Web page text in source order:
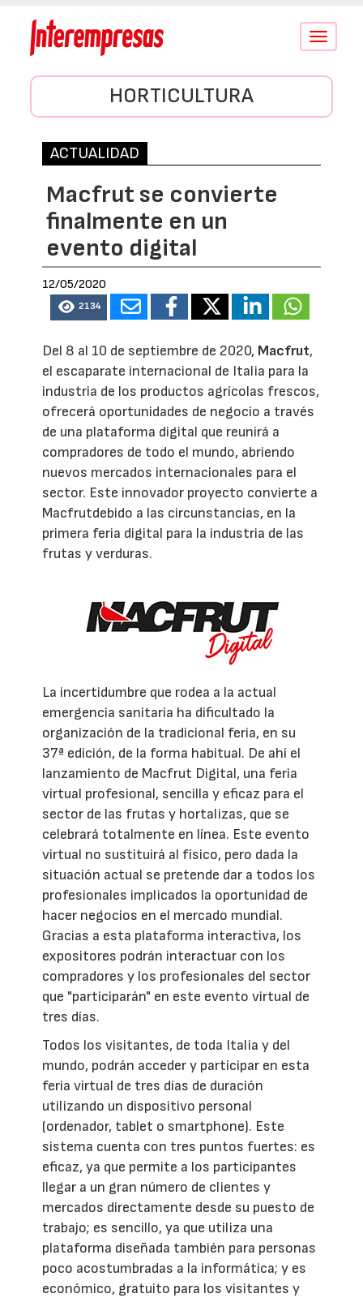
Conmutar
HORTICULTURA
ACTUALIDAD
Macfrut se convierte
finalmente en un
evento digital
12/05/2020
2134
Del 8 al 10 de septiembre de 2020, Macfrut,
el escaparate internacional de Italia para la
industria de los productos agrícolas frescos,
ofrecerá oportunidades de negocio a través
de una plataforma digital que reunirá a
compradores de todo el mundo, abriendo
nuevos mercados internacionales para el
sector. Este innovador proyecto convierte a
Macfrutdebido a las circunstancias, en la
primera feria digital para la industria de las
frutas y verduras.
La incertidumbre que rodea a la actual
emergencia sanitaria ha dificultado la
organización de la tradicional feria, en su
37ª edición, de la forma habitual. De ahí el
lanzamiento de Macfrut Digital, una feria
virtual profesional, sencilla y eficaz para el
sector de las frutas y hortalizas, que se
celebrará totalmente en línea. Este evento
virtual no sustituirá al físico, pero dada la
situación actual se pretende dar a todos los
profesionales implicados la oportunidad de
hacer negocios en el mercado mundial.
Gracias a esta plataforma interactiva, los
expositores podrán interactuar con los
compradores y los profesionales del sector
que "participarán" en este evento virtual de
tres días.
Todos los visitantes, de toda Italia y del
mundo, podrán acceder y participar en esta
feria virtual de tres días de duración
utilizando un dispositivo personal
(ordenador, tablet o smartphone). Este
sistema cuenta con tres puntos fuertes: es
eficaz, ya que permite a los participantes
llegar a un gran número de clientes y
mercados directamente desde su puesto de
trabajo; es sencillo, ya que utiliza una
plataforma diseñada también para personas
poco acostumbradas a la informática; y es
económico, gratuito para los visitantes y